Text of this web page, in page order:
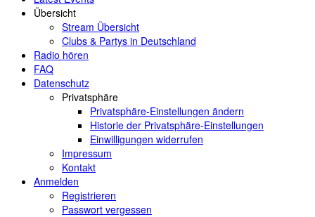
Übersicht
Stream Übersicht
Clubs & Partys in Deutschland
Radio hören
FAQ
Datenschutz
Privatsphäre
Privatsphäre-Einstellungen ändern
Historie der Privatsphäre-Einstellungen
Einwilligungen widerrufen
Impressum
Kontakt
Anmelden
Registrieren
Passwort vergessen